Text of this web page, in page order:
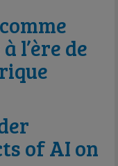
l’ère de
of AI on